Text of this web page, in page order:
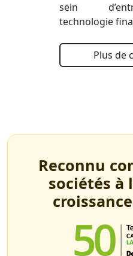
sein
technologie
Plus de
Reconnu
sociétés à